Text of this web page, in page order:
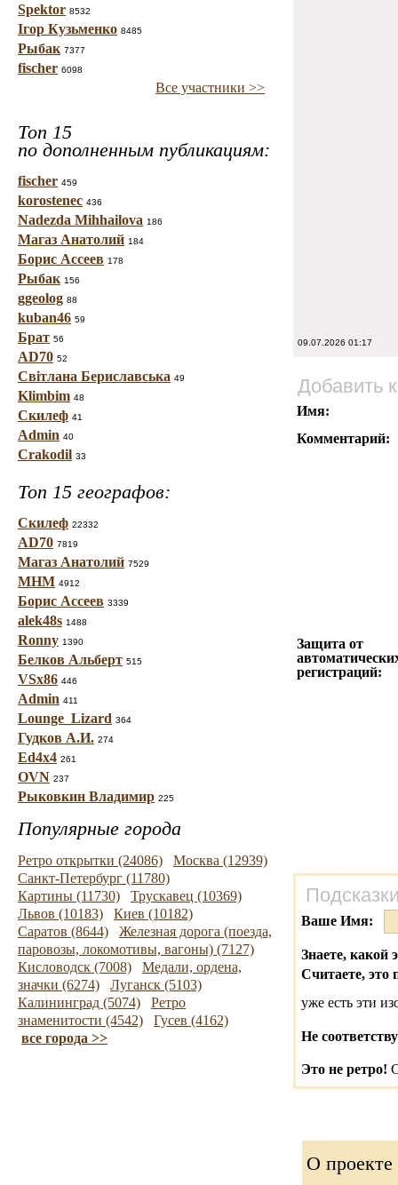
Spektor 8532
Ігор Кузьменко 8485
Рыбак 7377
fischer 6098
Все участники >>
Топ 15
по дополненным публикациям:
fischer 459
korostenec 436
Nadezda Mihhailova 186
Магаз Анатолий 184
Борис Ассеев 178
Рыбак 156
ggeolog 88
kuban46 59
Брат 56
AD70 52
Світлана Бериславська 49
Klimbim 48
Скилеф 41
Admin 40
Crakodil 33
Топ 15 географов:
Скилеф 22332
AD70 7819
Магаз Анатолий 7529
МНМ 4912
Борис Ассеев 3339
alek48s 1488
Ronny 1390
Белков Альберт 515
VSx86 446
Admin 411
Lounge_Lizard 364
Гудков А.И. 274
Ed4x4 261
OVN 237
Рыковкин Владимир 225
Популярные города
Ретро открытки (24086)
Москва (12939)
Санкт-Петербург (11780)
Картины (11730)
Трускавец (10369)
Львов (10183)
Киев (10182)
Саратов (8644)
Железная дорога (поезда,
паровозы, локомотивы, вагоны) (7127)
Кисловодск (7008)
Медали, ордена,
значки (6274)
Луганск (5103)
Калининград (5074)
Ретро
знаменитости (4542)
Гусев (4162)
все города >>
09.07.2026 01:17
Добавить
Имя:
Комментарий:
Защита от
регистраций:
Ваше Имя:
Знаете, какой
Считаете, это
уже есть эти
Не
Это не ретро!
О проекте